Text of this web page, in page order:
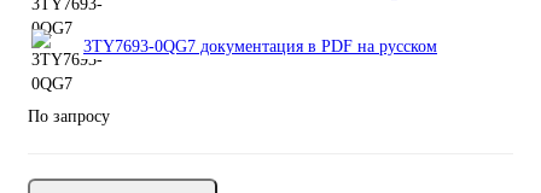
3TY7693-0QG7 документация в PDF на русском
По запросу